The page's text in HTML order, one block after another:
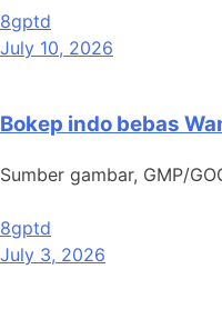
8gptd
July 10, 2026
Bokep indo bebas
Sumber gambar, GMP/
8gptd
July 3, 2026